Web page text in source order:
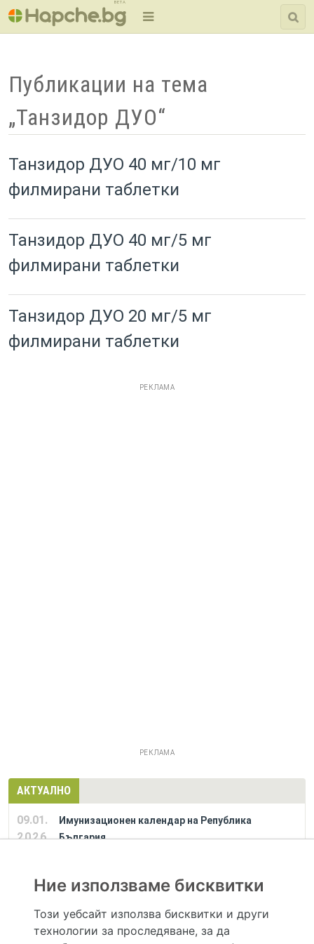
BETA
Публикации на тема
„Танзидор ДУО“
Танзидор ДУО 40 мг/10 мг
филмирани таблетки
Танзидор ДУО 40 мг/5 мг
филмирани таблетки
Танзидор ДУО 20 мг/5 мг
филмирани таблетки
РЕКЛАМА
РЕКЛАМА
АКТУАЛНО
09.01.
2026
Имунизационен календар на Република
България
Hapche.bg НЕ е медицински, зравен или сроден специалист и НЕ дава медицински
консултации и здравни съвети. Hapche.bg НЕ се явява медицинска услуга и НЕ
Ние използваме бисквитки
Този уебсайт използва бисквитки и други
технологии за проследяване, за да